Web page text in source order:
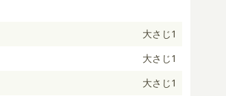
大さじ1
大さじ1
大さじ1